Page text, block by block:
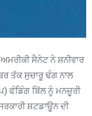
ਸੈਨੇਟ ਨੇ ਸ਼ਨੀਵਾਰ
ਤੱਕ ਸੁਚਾਰੂ ਢੰਗ ਨਾਲ
ਫੰਡਿੰਗ ਬਿੱਲ ਨੂੰ ਮਨਜ਼ੂਰੀ
ਸ਼ਟਡਾਊਨ ਦੀ